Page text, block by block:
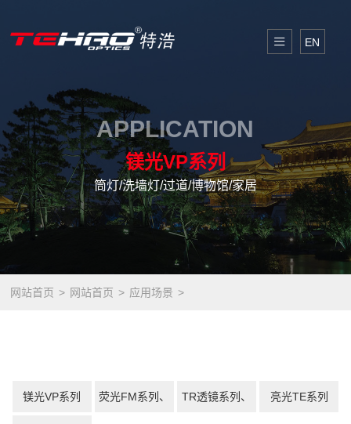
EN
APPLICATION
镁光VP系列
筒灯/洗墙灯/过道/博物馆/家居
网站首页 网站首页 应用场景
镁光VP系列 荧光FM系列、 TR透镜系列、 亮光TE系列